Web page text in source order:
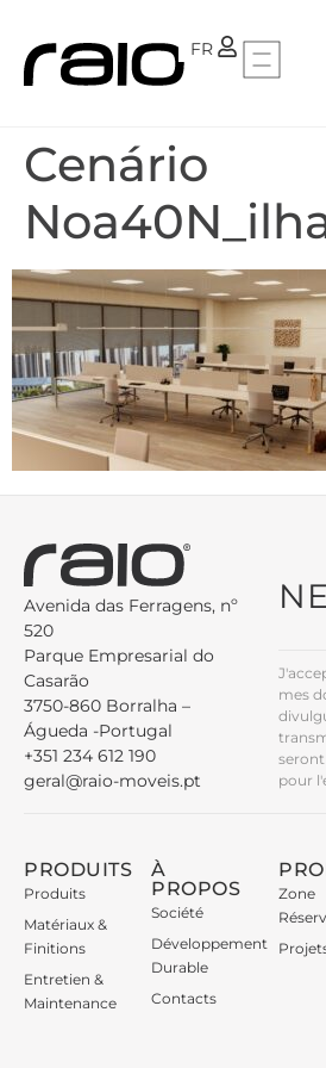
FR
PT
Cenário
Avenida das Ferragens, nº
520
Parque Empresarial do
Casarão
3750-860 Borralha –
Águeda -Portugal
+351 234 612 190
geral@raio-moveis.pt
mes
pour
PRODUITS
Produits
Matériaux &
Finitions
Entretien &
Maintenance
À
PROPOS
Société
Développement
Durable
Contacts
Zone